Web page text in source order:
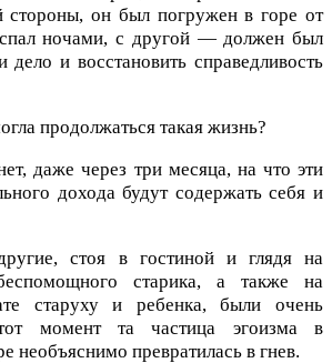
стороны, он был погружен в горе от
ночами, с другой — должен был
дело и восстановить справедливость
продолжаться такая жизнь?
даже через три месяца, на что эти
дохода будут содержать себя и
стоя в гостиной и глядя на
старика, а также на
старуху и ребенка, были очень
момент та частица эгоизма в
необъяснимо превратилась в гнев.